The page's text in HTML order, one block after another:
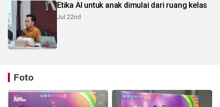
Etika AI untuk anak dimulai dari ruang kelas
Jul 22nd
Foto